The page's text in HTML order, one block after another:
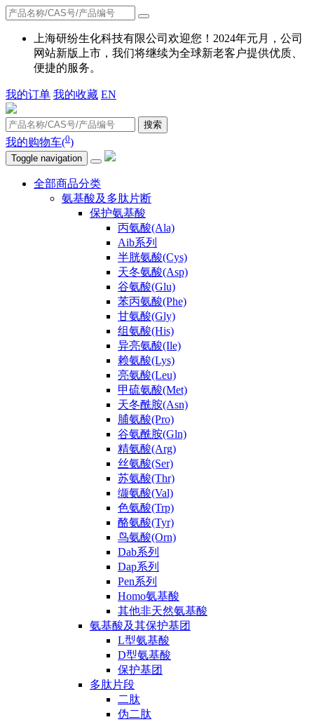
上海研纷生化科技有限公司欢迎您！2024年元月，公司
网站新版上市，我们将继续为全球新老客户提供优质、
便捷的服务。
我的订单 我的收藏 EN
搜索
我的购物车(0)
Toggle navigation
全部商品分类
氨基酸及多肽片断
保护氨基酸
丙氨酸(Ala)
Aib系列
半胱氨酸(Cys)
天冬氨酸(Asp)
谷氨酸(Glu)
苯丙氨酸(Phe)
甘氨酸(Gly)
组氨酸(His)
异亮氨酸(Ile)
赖氨酸(Lys)
亮氨酸(Leu)
甲硫氨酸(Met)
天冬酰胺(Asn)
脯氨酸(Pro)
谷氨酰胺(Gln)
精氨酸(Arg)
丝氨酸(Ser)
苏氨酸(Thr)
缬氨酸(Val)
色氨酸(Trp)
酪氨酸(Tyr)
鸟氨酸(Orn)
Dab系列
Dap系列
Pen系列
Homo氨基酸
其他非天然氨基酸
氨基酸及其保护基团
L型氨基酸
D型氨基酸
保护基团
多肽片段
二肽
伪二肽